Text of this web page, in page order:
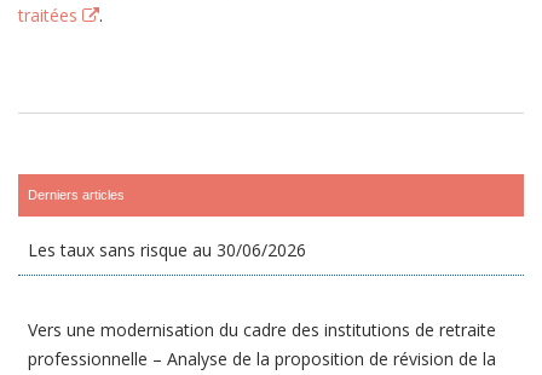
traitées
.
Derniers articles
Les taux sans risque au 30/06/2026
Vers une modernisation du cadre des institutions de retraite
professionnelle – Analyse de la proposition de révision de la